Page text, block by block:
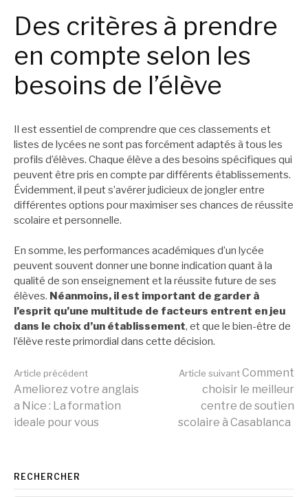
Des critères à prendre
en compte selon les
besoins de l’élève
Il est essentiel de comprendre que ces classements et
listes de lycées ne sont pas forcément adaptés à tous les
profils d’élèves. Chaque élève a des besoins spécifiques qui
peuvent être pris en compte par différents établissements.
Évidemment, il peut s’avérer judicieux de jongler entre
différentes options pour maximiser ses chances de réussite
scolaire et personnelle.
En somme, les performances académiques d’un lycée
peuvent souvent donner une bonne indication quant à la
qualité de son enseignement et la réussite future de ses
élèves. Néanmoins, il est important de garder à
l’esprit qu’une multitude de facteurs entrent en jeu
dans le choix d’un établissement, et que le bien-être de
l’élève reste primordial dans cette décision.
Lire
la
suite
Article précédent
Ameliorez votre anglais
a Nice : La formation
ideale pour vous
Article suivantComment
choisir le meilleur
centre de soutien
scolaire à Casablanca
RECHERCHER